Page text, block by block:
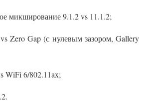
микширование 9.1.2 vs 11.1.2;
Zero Gap (с нулевым зазором, Gallery
WiFi 6/802.11ax;